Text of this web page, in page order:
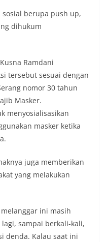
berupa push up,
dihukum
Ramdani
tersebut sesuai dengan
nomor 30 tahun
Masker.
menyosialisasikan
masker ketika
juga memberikan
yang melakukan
ini masih
sampai berkali-kali,
denda. Kalau saat ini